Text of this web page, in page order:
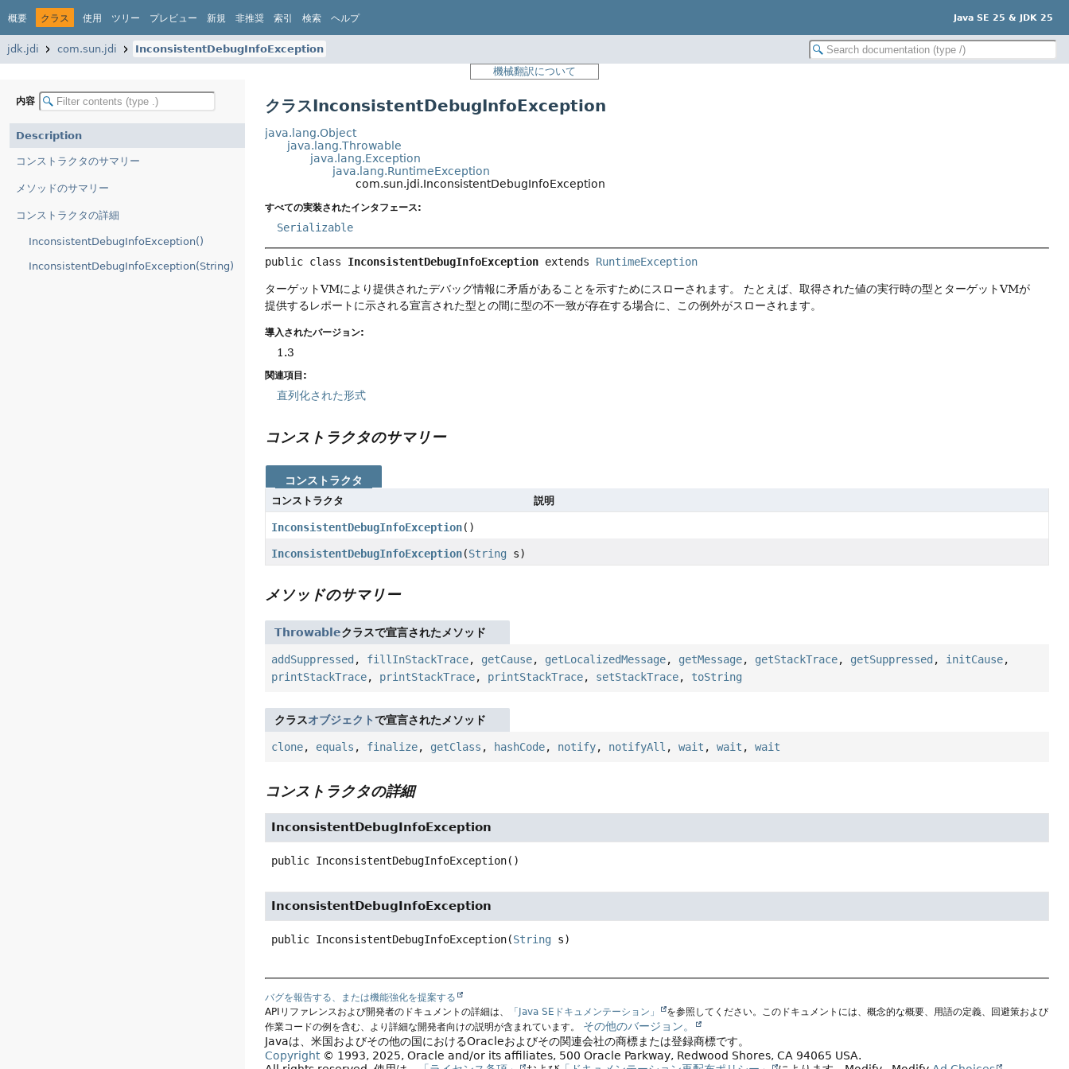
概要 クラス 使用 ツリー プレビュー 新規 非推奨 索引 検索 ヘルプ Java SE 25 & JDK 25
jdk.jdi com.sun.jdi
InconsistentDebugInfoException
機械翻訳について
内容
Description
コンストラクタのサマリー
メソッドのサマリー
コンストラクタの詳細
InconsistentDebugInfoException()
InconsistentDebugInfoException(String)
クラスInconsistentDebugInfoException
java.lang.Object
java.lang.Throwable
java.lang.Exception
java.lang.RuntimeException
com.sun.jdi.InconsistentDebugInfoException
すべての実装されたインタフェース:
Serializable
public class InconsistentDebugInfoException extends RuntimeException
ターゲットVMにより提供されたデバッグ情報に矛盾があることを示すためにスローされます。
たとえば、取得された値の実行時の型とターゲットVMが
提供するレポートに示される宣言された型との間に型の不一致が存在する場合に、この例外がスローされます。
導入されたバージョン:
1.3
関連項目:
直列化された形式
コンストラクタのサマリー
コンストラクタ
コンストラクタ 説明
InconsistentDebugInfoException()
InconsistentDebugInfoException(String s)
メソッドのサマリー
Throwableクラスで宣言されたメソッド
addSuppressed , fillInStackTrace, getCause, getLocalizedMessage, getMessage, getStackTrace, getSuppressed , initCause,
printStackTrace, printStackTrace, printStackTrace, setStackTrace, toString
クラスオブジェクトで宣言されたメソッド
clone, equals , finalize, getClass , hashCode, notify, notifyAll ,wait ,wait ,wait
コンストラクタの詳細
InconsistentDebugInfoException
public InconsistentDebugInfoException()
InconsistentDebugInfoException
public InconsistentDebugInfoException(String s)
バグを報告する、または機能強化を提案する
APIリファレンスおよび開発者のドキュメントの詳細は、
「Java SEドキュメンテーション」
を参照してください。このドキュメントには、概念的な概要、用語の定義、回避策および
作業コードの例を含む、より詳細な開発者向けの説明が含まれています。
その他のバージョン。
Javaは、米国およびその他の国におけるOracleおよびその関連会社の商標または登録商標です。
Copyright© 1993, 2025, Oracle and/or its affiliates, 500 Oracle Parkway, Redwood Shores, CA 94065 USA.